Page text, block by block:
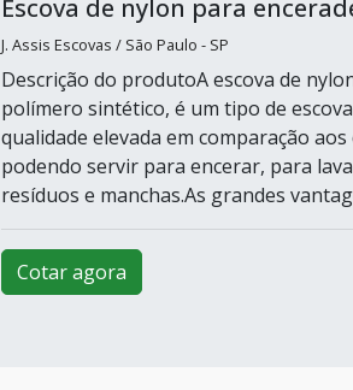
Escova de nylon para
J. Assis Escovas / São Paulo - SP
Descrição do produtoA escova de
polímero sintético, é um tipo de
qualidade elevada em comparação
podendo servir para encerar, para
resíduos e manchas.As grandes
Cotar agora